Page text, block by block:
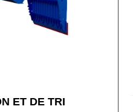
ET DE TRI